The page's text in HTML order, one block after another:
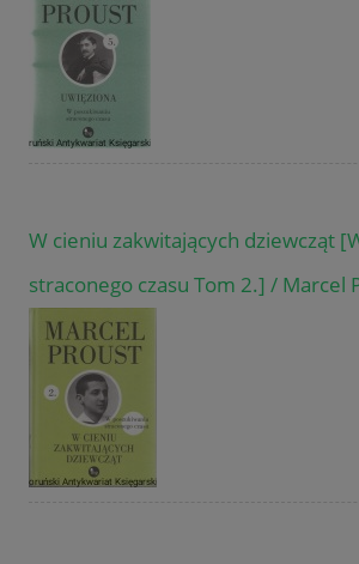
W cieniu zakwitających dziewcząt
straconego czasu Tom 2.] / Marcel